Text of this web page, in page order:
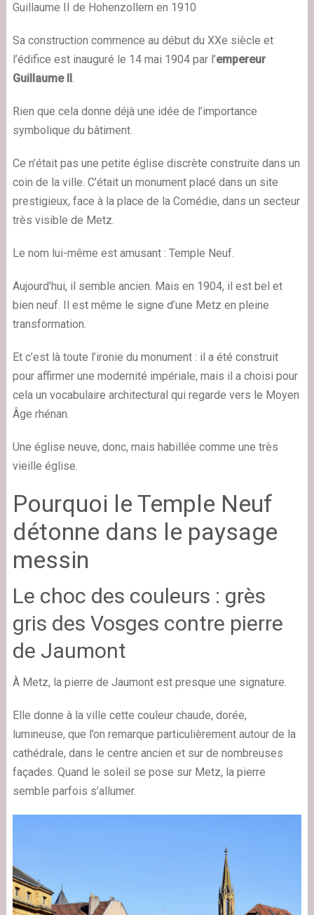
Guillaume II de Hohenzollern en 1910
Sa construction commence au début du XXe siècle et
l’édifice est inauguré le 14 mai 1904 par l’empereur
Guillaume II.
Rien que cela donne déjà une idée de l’importance
symbolique du bâtiment.
Ce n’était pas une petite église discrète construite dans un
coin de la ville. C’était un monument placé dans un site
prestigieux, face à la place de la Comédie, dans un secteur
très visible de Metz.
Le nom lui-même est amusant : Temple Neuf.
Aujourd’hui, il semble ancien. Mais en 1904, il est bel et
bien neuf. Il est même le signe d’une Metz en pleine
transformation.
Et c’est là toute l’ironie du monument : il a été construit
pour affirmer une modernité impériale, mais il a choisi pour
cela un vocabulaire architectural qui regarde vers le Moyen
Âge rhénan.
Une église neuve, donc, mais habillée comme une très
vieille église.
Pourquoi le Temple Neuf
détonne dans le paysage
messin
Le choc des couleurs : grès
gris des Vosges contre pierre
de Jaumont
À Metz, la pierre de Jaumont est presque une signature.
Elle donne à la ville cette couleur chaude, dorée,
lumineuse, que l’on remarque particulièrement autour de la
cathédrale, dans le centre ancien et sur de nombreuses
façades. Quand le soleil se pose sur Metz, la pierre
semble parfois s’allumer.